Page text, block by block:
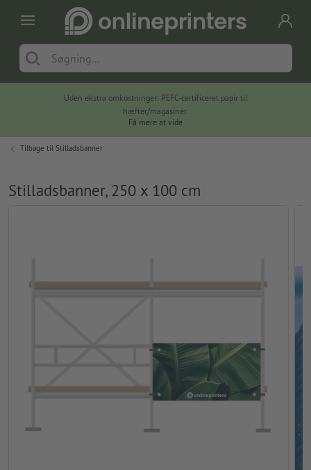
Uden ekstra omkostninger: PEFC-certificeret papir til
hæfter/magasiner.
Få mere at vide
Tilbage til Stilladsbanner
Stilladsbanner, 250 x 100 cm